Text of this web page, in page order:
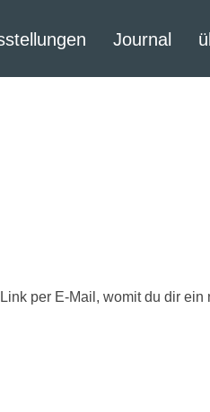
Journal
per E-Mail, womit du dir ein